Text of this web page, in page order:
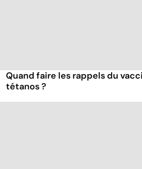
Quand faire les rappels du
tétanos ?